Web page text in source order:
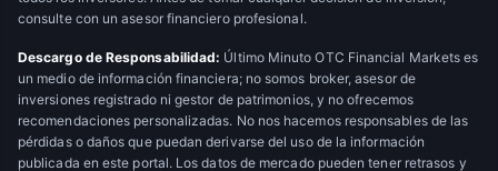
consulte con un asesor financiero profesional.
Descargo de Responsabilidad: Último Minuto OTC Financial Markets es
un medio de información financiera; no somos broker, asesor de
inversiones registrado ni gestor de patrimonios, y no ofrecemos
recomendaciones personalizadas. No nos hacemos responsables de las
pérdidas o daños que puedan derivarse del uso de la información
publicada en este portal. Los datos de mercado pueden tener retrasos y